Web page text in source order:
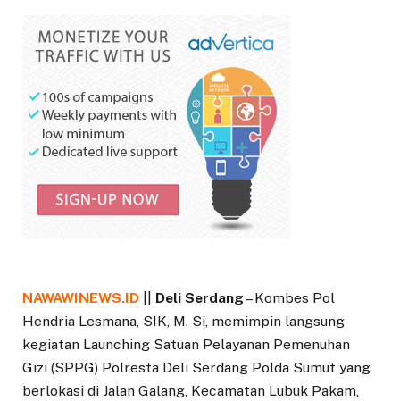
NAWAWINEWS.ID Deli Serdang – Kombes Pol
Hendria Lesmana, SIK, M. Si, memimpin langsung
kegiatan Launching Satuan Pelayanan Pemenuhan
Gizi (SPPG) Polresta Deli Serdang Polda Sumut yang
berlokasi di Jalan Galang, Kecamatan Lubuk Pakam,